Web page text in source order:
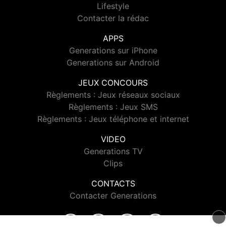
Lifestyle
Contacter la rédac
APPS
Generations sur iPhone
Generations sur Android
JEUX CONCOURS
Règlements : Jeux réseaux sociaux
Règlements : Jeux SMS
Règlements : Jeux téléphone et internet
VIDEO
Generations TV
Clips
CONTACTS
Contacter Generations